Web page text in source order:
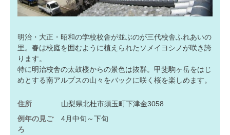
明治・大正・昭和の学校校舎が並ぶのが三代校舎ふれあいの
里。春は校庭を囲むように植えられたソメイヨシノが咲き誇
ります。
特に明治校舎の太鼓楼からの景色は抜群。甲斐駒ヶ岳をはじ
めとする南アルプスの山々をバックに咲く桜を楽しめます。
住所
山梨県北杜市須玉町下津金3058
例年の見ご
ろ
4月中旬～下旬